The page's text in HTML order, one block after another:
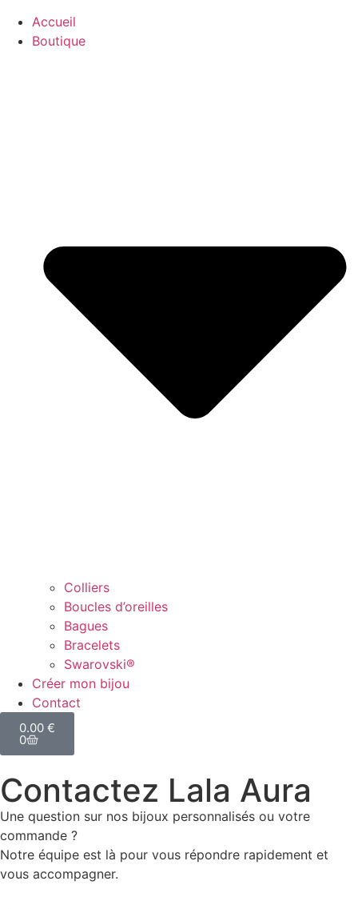
Accueil
Boutique
Colliers
Boucles d’oreilles
Bagues
Bracelets
Swarovski®
Créer mon bijou
Contact
0.00 €
0
Contactez Lala Aura
Une question sur nos bijoux personnalisés ou votre
commande ?
Notre équipe est là pour vous répondre rapidement et
vous accompagner.